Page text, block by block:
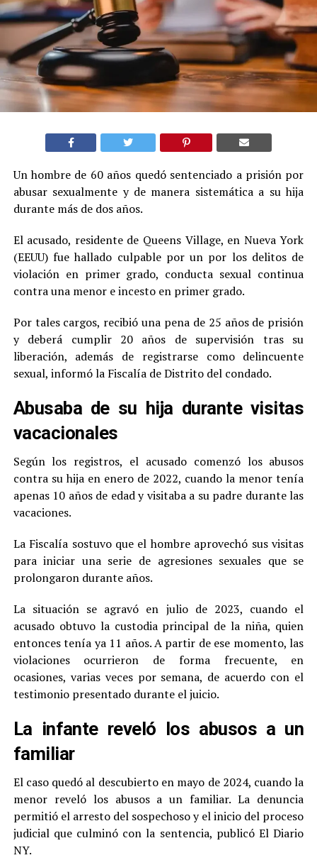
Un hombre de 60 años quedó sentenciado a prisión por
abusar sexualmente y de manera sistemática a su hija
durante más de dos años.
El acusado, residente de Queens Village, en Nueva York
(EEUU) fue hallado culpable por un por los delitos de
violación en primer grado, conducta sexual continua
contra una menor e incesto en primer grado.
Por tales cargos, recibió una pena de 25 años de prisión
y deberá cumplir 20 años de supervisión tras su
liberación, además de registrarse como delincuente
sexual, informó la Fiscalía de Distrito del condado.
Abusaba de su hija durante visitas
vacacionales
Según los registros, el acusado comenzó los abusos
contra su hija en enero de 2022, cuando la menor tenía
apenas 10 años de edad y visitaba a su padre durante las
vacaciones.
La Fiscalía sostuvo que el hombre aprovechó sus visitas
para iniciar una serie de agresiones sexuales que se
prolongaron durante años.
La situación se agravó en julio de 2023, cuando el
acusado obtuvo la custodia principal de la niña, quien
entonces tenía ya 11 años. A partir de ese momento, las
violaciones ocurrieron de forma frecuente, en
ocasiones, varias veces por semana, de acuerdo con el
testimonio presentado durante el juicio.
La infante reveló los abusos a un
familiar
El caso quedó al descubierto en mayo de 2024, cuando la
menor reveló los abusos a un familiar. La denuncia
permitió el arresto del sospechoso y el inicio del proceso
judicial que culminó con la sentencia, publicó El Diario
NY.